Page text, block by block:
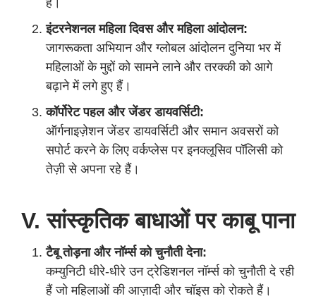
इंटरनेशनल महिला दिवस और महिला आंदोलन:
जागरूकता अभियान और ग्लोबल आंदोलन दुनिया भर में
महिलाओं के मुद्दों को सामने लाने और तरक्की को आगे
बढ़ाने में लगे हुए हैं।
कॉर्पोरेट पहल और जेंडर डायवर्सिटी:
ऑर्गनाइज़ेशन जेंडर डायवर्सिटी और समान अवसरों को
सपोर्ट करने के लिए वर्कप्लेस पर इनक्लूसिव पॉलिसी को
तेज़ी से अपना रहे हैं।
V. सांस्कृतिक बाधाओं पर काबू पाना
टैबू तोड़ना और नॉर्म्स को चुनौती देना:
कम्युनिटी धीरे-धीरे उन ट्रेडिशनल नॉर्म्स को चुनौती दे रही
हैं जो महिलाओं की आज़ादी और चॉइस को रोकते हैं।